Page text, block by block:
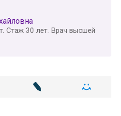
Стаж 30 лет. Врач высшей